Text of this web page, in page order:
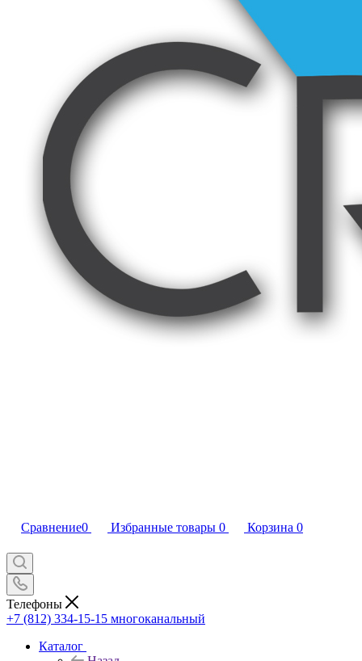
Сравнение0 Избранные товары 0 Корзина 0
Телефоны
+7 (812) 334-15-15 многоканальный
Каталог